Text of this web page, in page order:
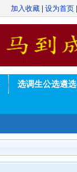
加入收藏 设为首页
选调生公选遴选